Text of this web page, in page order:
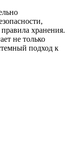
хранения.
не только
подход к